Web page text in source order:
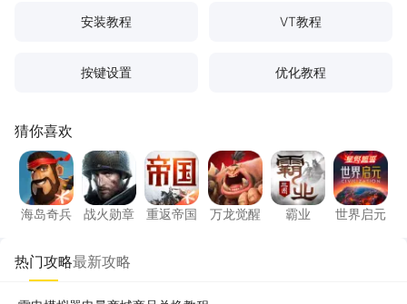
安装教程 VT教程
按键设置 优化教程
猜你喜欢
海岛奇兵
海岛奇兵
战火勋章
战火勋章
重返帝国
重返帝国
万龙觉醒
万龙觉醒
霸业
霸业
世界启
世界启元
热门攻略最新攻略